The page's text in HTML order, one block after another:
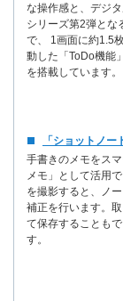
な操作感と、デジ
シリーズ第2弾とな
で、 1画面に約1.5
動した「ToDo機能
を搭載しています。
「ショットノ
手書きのメモをス
メモ」として活用
を撮影すると、ノ
補正を行います。
て保存することも
す。